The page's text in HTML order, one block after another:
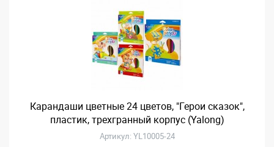
Карандаши цветные 24 цветов, "Герои сказок",
пластик, трехгранный корпус (Yalong)
Артикул: YL10005-24